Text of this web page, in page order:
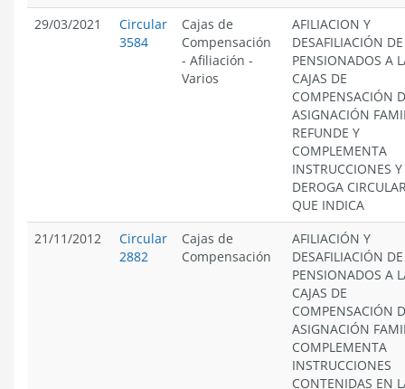
29/03/2021
Circular
3584
Cajas de
Compensación
- Afiliación -
Varios
AFILIACION Y
DESAFILIACIÓN DE
PENSIONADOS A
CAJAS DE
COMPENSACIÓN
ASIGNACIÓN
REFUNDE Y
COMPLEMENTA
INSTRUCCIONES Y
DEROGA
QUE INDICA
21/11/2012
Circular
2882
Cajas de
Compensación
AFILIACIÓN Y
DESAFILIACIÓN DE
PENSIONADOS A
CAJAS DE
COMPENSACIÓN
ASIGNACIÓN
COMPLEMENTA
INSTRUCCIONES
CONTENIDAS EN